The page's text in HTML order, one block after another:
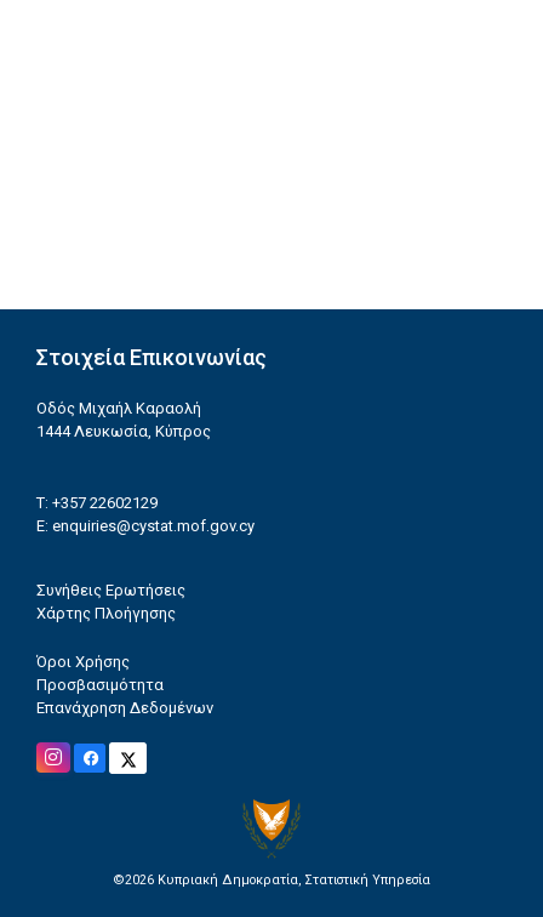
Στοιχεία Επικοινωνίας
Οδός Μιχαήλ Καραολή
1444 Λευκωσία, Κύπρος
T: +357 22602129
E: enquiries@cystat.mof.gov.cy
©2026 Κυπριακή Δημοκρατία, Στατιστική Υπηρεσία
Συνήθεις Ερωτήσεις
Χάρτης Πλοήγησης
Όροι Χρήσης
Προσβασιμότητα
Επανάχρηση Δεδομένων